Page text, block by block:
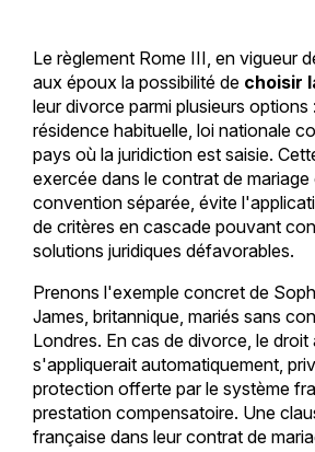
Le règlement Rome III, en vigueur
aux époux la possibilité de choisir
leur divorce parmi plusieurs options
résidence habituelle, loi nationale
pays où la juridiction est saisie.
exercée dans le contrat de mariage
convention séparée, évite
de critères en cascade pouvant
solutions juridiques défavorables.
Prenons l'exemple concret de
James, britannique, mariés sans
Londres. En cas de divorce, le droit
s'appliquerait automatiquement,
protection offerte par le système
prestation compensatoire. Une
française dans leur contrat de